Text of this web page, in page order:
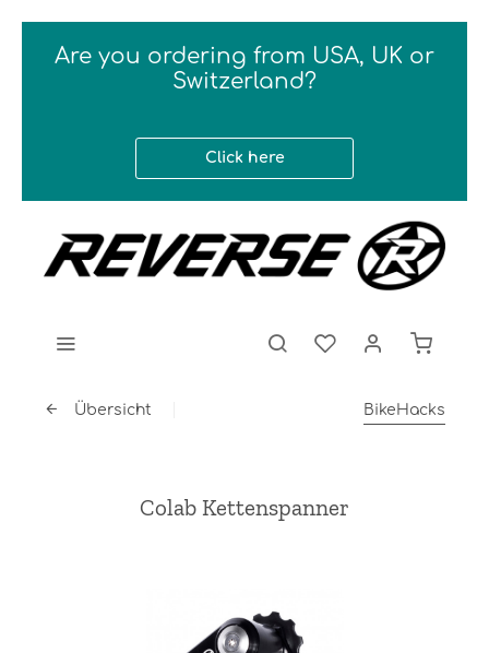
Are you ordering from USA, UK or
Switzerland?
Click here
Übersicht BikeHacks
Colab Kettenspanner